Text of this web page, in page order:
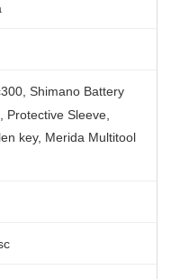
Shimano Battery
Protective Sleeve,
key, Merida Multitool